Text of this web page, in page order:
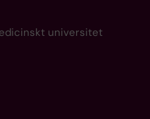
universitet